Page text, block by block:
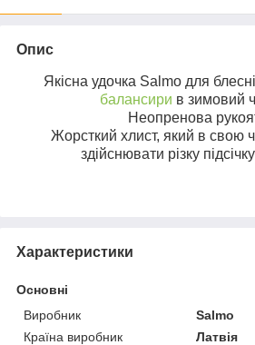
Опис
Якісна удочка Salmo для
балансири в зимовий
Неопренова
Жорсткий хлист, який в свою
здійснювати різку
Характеристики
Основні
Виробник
Salmo
Країна виробник
Латвія